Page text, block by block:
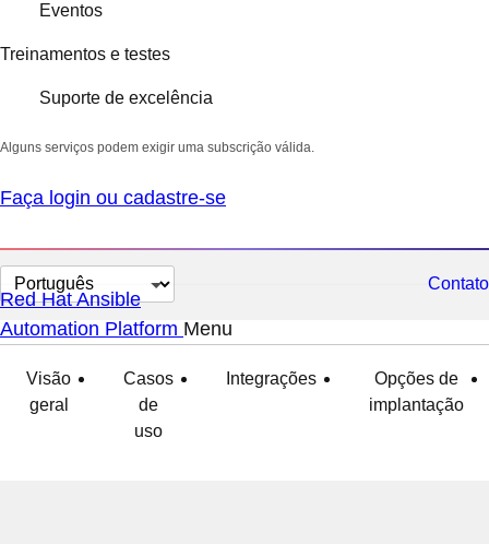
Eventos
Treinamentos e testes
Suporte de excelência
Alguns serviços podem exigir uma subscrição válida.
Faça login ou cadastre-se
Selecionar
idioma
Contato
Red Hat Ansible
Automation Platform Menu
Visão
geral
Casos
de
uso
Integrações
Opções de
implantação